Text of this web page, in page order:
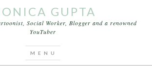
GUPTA
Social Worker, Blogger and a renowned
YouTuber